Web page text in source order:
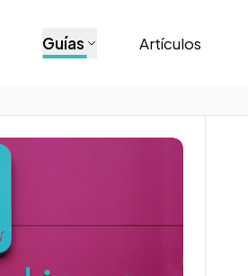
Guías Artículos